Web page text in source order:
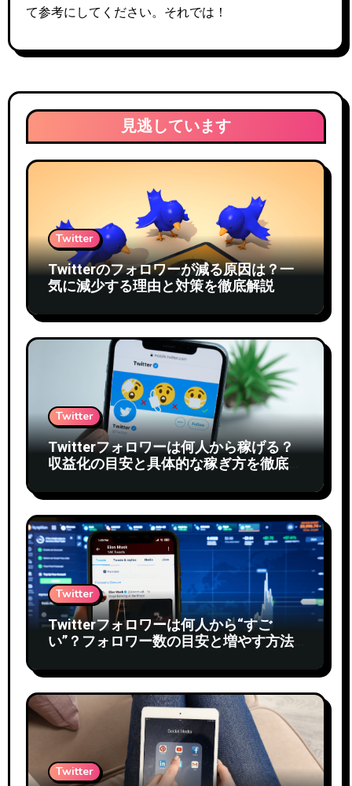
て参考にしてください。それでは！
見逃しています
Twitter
Twitterのフォロワーが減る原因は？一
気に減少する理由と対策を徹底解説
Twitter
Twitterフォロワーは何人から稼げる？
収益化の目安と具体的な稼ぎ方を徹底解
Twitter
Twitterフォロワーは何人から“すご
い”？フォロワー数の目安と増やす方法
Twitter